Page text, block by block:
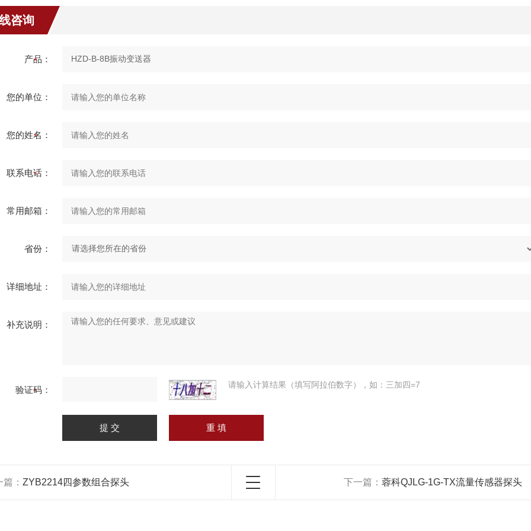
咨询
产品：
您的单位：
您的姓名：
联系电话：
常用邮箱：
省份：
详细地址：
补充说明：
验证码： 请输入计算结果（填写阿拉伯数字），如：三加四=7
： ZYB2214四参数组合探头 下一篇： 蓉科QJLG-1G-TX流量传感器探头